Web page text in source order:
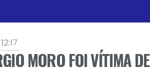
12:17
MORO FOI VÍTIMA DE